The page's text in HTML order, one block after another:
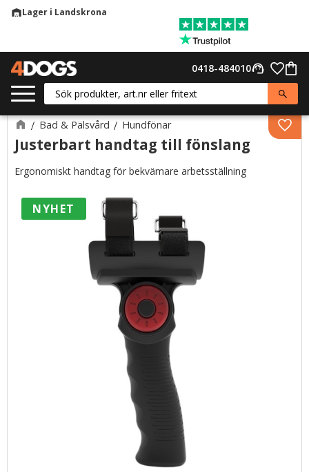
warehouseLager i Landskrona
support_agent
0418-484010
Bad & Pälsvård Hundfönar
Justerbart handtag till fönslang
Ergonomiskt handtag för bekvämare arbetsställning
NYHET